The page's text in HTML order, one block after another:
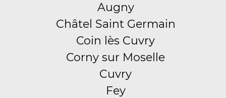
Augny
Châtel Saint Germain
Coin lès Cuvry
Corny sur Moselle
Cuvry
Fey